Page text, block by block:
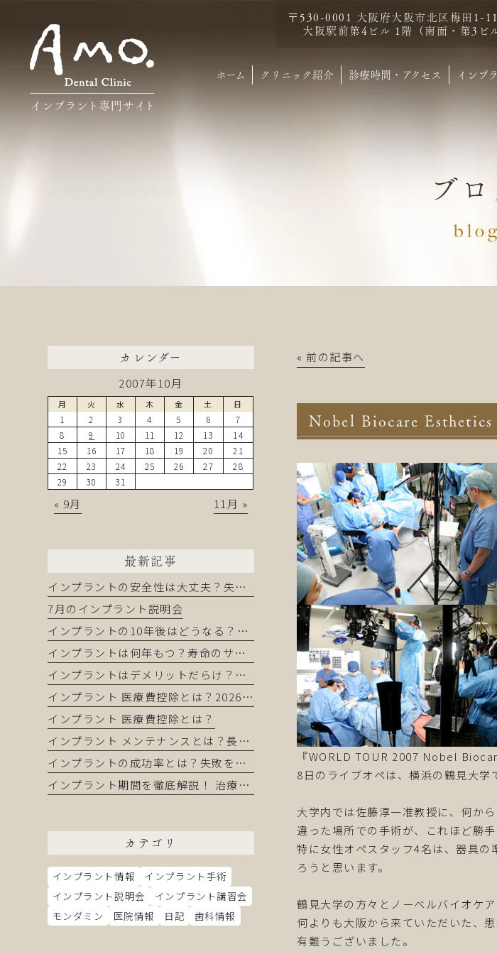
〒530-0001 大阪府大阪市北区梅田1-
大阪駅前第4ビル 1階（南面・第3ビ
ホーム クリニック紹介 診療時間・アクセス インプ
ブ
blog
« 前の記事へ
Nobel Biocare Esthetics
『WORLD TOUR 2007 Nobel
8日のライブオペは、横浜の鶴見大学
大学内では佐藤淳一准教授に、何か
違った場所での手術が、これほど勝
特に女性オペスタッフ4名は、器具
ろうと思います。
鶴見大学の方々とノーベルバイオケ
何よりも大阪から来ていただいた、患
有難うございました。
カレンダー
2007年10月
月 火 水 木 金 土 日
1 2 3 4 5 6
7
8
9 10 11 12 13
14
15
16 17 18 19 20
21
22
23 24 25 26 27
28
29
30 31
« 9月 11月 »
最新記事
インプラントの安全性は大丈夫？失敗を防ぐために知るべきこと
7月のインプラント説明会
インプラントの10年後はどうなる？長持ちする人・しない人の違い
インプラントは何年もつ？寿命のサインと長持ちさせるコツ
インプラントはデメリットだらけ？インプラントを正直に解説｜それでも選ばれる理由とは
インプラント 医療費控除とは？2026年版完全ガイド｜還付金を最大化する申請方法
インプラント 医療費控除とは？
インプラント メンテナンスとは？長持ちさせるために知っておくべき全てのこと
インプラントの成功率とは？失敗を防いで長持ちさせる完全ガイド
インプラント期間を徹底解説！ 治療の流れから短縮方法まで完全ガイド
カテゴリ
インプラント情報
インプラント手術
インプラント説明会
インプラント講習会
モンダミン
医院情報 日記 歯科情報